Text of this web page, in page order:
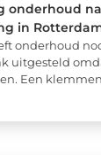
onderhoud
in
onderhoud
uitgesteld
Een